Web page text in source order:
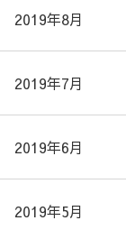
2019年8月
2019年7月
2019年6月
2019年5月